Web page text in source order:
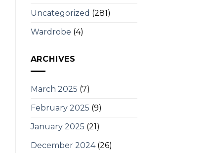
Uncategorized (281)
Wardrobe (4)
ARCHIVES
March 2025 (7)
February 2025 (9)
January 2025 (21)
December 2024(26)